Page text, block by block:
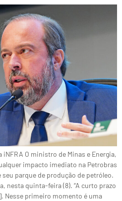
iNFRA O ministro de Minas e Energia,
impacto imediato na Petrobras
seu parque de produção de petróleo.
nesta quinta-feira (8). “A curto prazo
Nesse primeiro momento é uma